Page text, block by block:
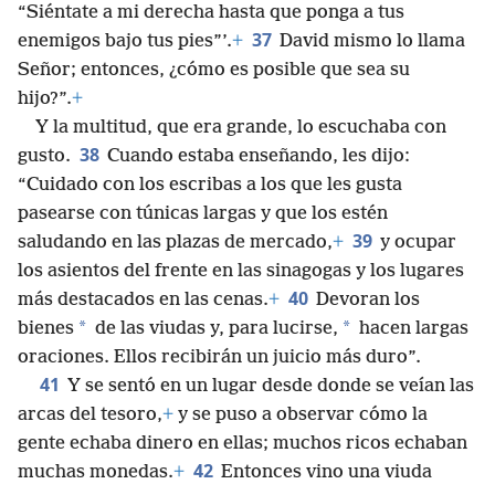
“Siéntate a mi derecha hasta que ponga a tus
enemigos bajo tus pies”’.+ 37 David mismo lo llama
Señor; entonces, ¿cómo es posible que sea su
hijo?”.+
Y la multitud, que era grande, lo escuchaba con
gusto. 38 Cuando estaba enseñando, les dijo:
“Cuidado con los escribas a los que les gusta
pasearse con túnicas largas y que los estén
saludando en las plazas de mercado,+ 39 y ocupar
los asientos del frente en las sinagogas y los lugares
más destacados en las cenas.+ 40 Devoran los
bienes * de las viudas y, para lucirse, * hacen largas
oraciones. Ellos recibirán un juicio más duro”.
41 Y se sentó en un lugar desde donde se veían las
arcas del tesoro,+ y se puso a observar cómo la
gente echaba dinero en ellas; muchos ricos echaban
muchas monedas.+ 42 Entonces vino una viuda